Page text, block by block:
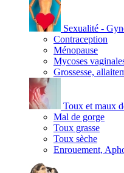
Sexualité -
Contraception
Ménopause
Mycoses
Grossesse,
Toux et maux
Mal de gorge
Toux grasse
Toux sèche
Enrouement,